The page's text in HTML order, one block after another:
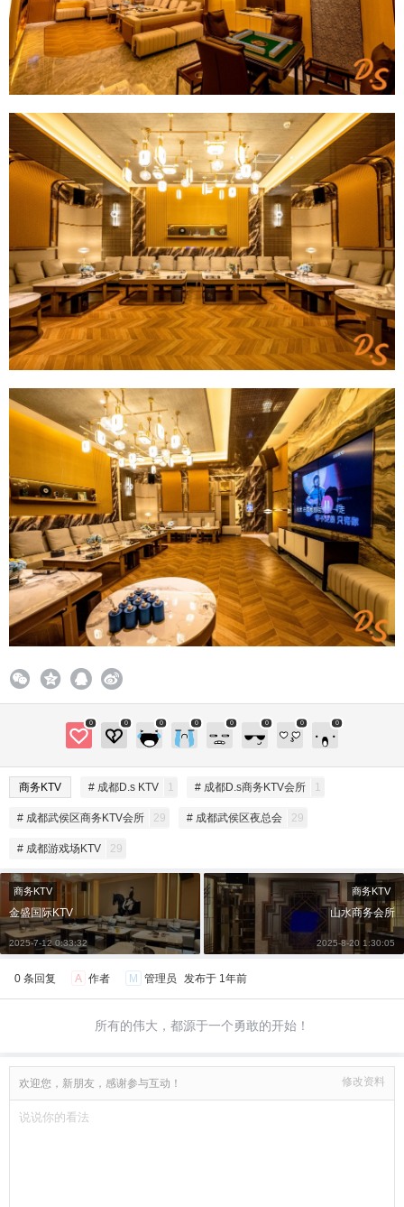
0 0 0 0 0 0 0 0
商务KTV # 成都D.s KTV 1 # 成都D.s商务KTV会所 1
# 成都武侯区商务KTV会所 29 # 成都武侯区夜总会 29
# 成都游戏场KTV 29
商务KTV
金盛国际KTV
2025-7-12 0:33:32
商务KTV
山水商务会所
2025-8-20 1:30:05
0 条回复 A 作者 M 管理员 发布于 1年前
所有的伟大，都源于一个勇敢的开始！
欢迎您，新朋友，感谢参与互动！ 修改资料